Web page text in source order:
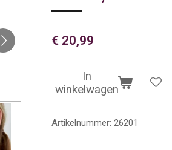
€ 20,99
In
winkelwagen
Artikelnummer: 26201